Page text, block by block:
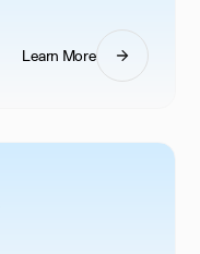
Learn More